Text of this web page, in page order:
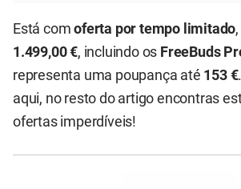
Está comoferta por tempo limitado
1.499,00 €, incluindo os FreeBuds
representa uma poupança até 153 €
aqui, no resto do artigo encontras
ofertas imperdíveis!